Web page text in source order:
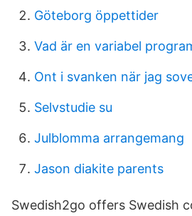
Göteborg öppettider
Vad är en variabel
Ont i svanken när jag
Selvstudie su
Julblomma arrangemang
Jason diakite parents
Swedish2go offers Swedish